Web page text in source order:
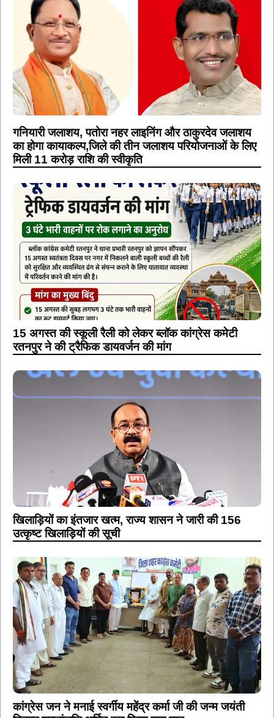
गनियारी जलाशय, पतोरा नहर लाइनिंग और ठाकुरदेव जलाशय
का होगा कायाकल्प,जिले की तीन जलाशय परियोजनाओं के लिए
मिली 11 करोड़ राशि की स्वीकृति
15 अगस्त की स्कूली रैली को लेकर ब्लॉक कांग्रेस कमेटी
रतनपुर ने की ट्रैफिक डायवर्जन की मांग
खिलाड़ियों का इंतजार खत्म, राज्य शासन ने जारी की 156
उत्कृष्ट खिलाड़ियों की सूची
कांग्रेस जन ने मनाई स्वर्गीय महेंद्र कर्मा जी की जन्म जयंती